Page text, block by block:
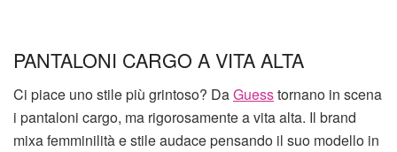
PANTALONI CARGO A VITA ALTA
Ci piace uno stile più grintoso? DaGuesstornano in scena
i pantaloni cargo, ma rigorosamente a vita alta. Il brand
mixa femminilità e stile audace pensando il suo modello in